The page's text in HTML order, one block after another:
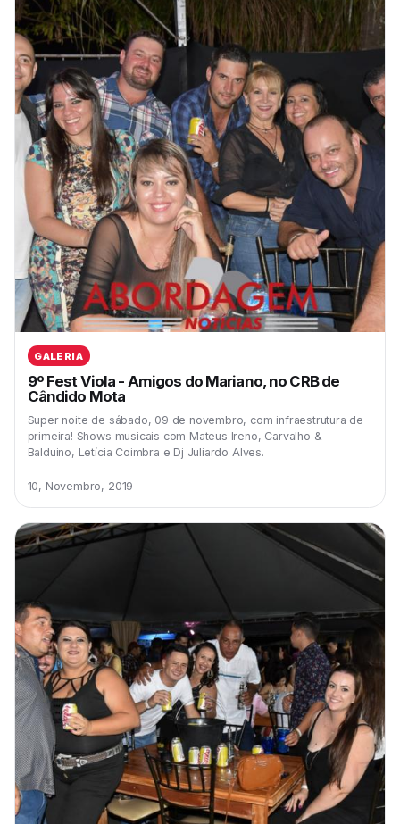
GALERIA
9º Fest Viola - Amigos do Mariano, no CRB de
Cândido Mota
Super noite de sábado, 09 de novembro, com infraestrutura de
primeira! Shows musicais com Mateus Ireno, Carvalho &
Balduino, Letícia Coimbra e Dj Juliardo Alves.
10, Novembro, 2019